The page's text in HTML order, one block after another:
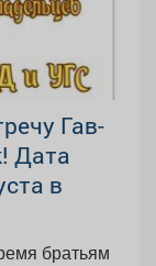
Гав-
Дата
в
братьям